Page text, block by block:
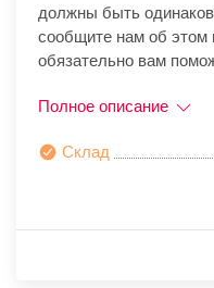
должны быть
сообщите нам об этом
обязательно вам
Полное описание
Склад